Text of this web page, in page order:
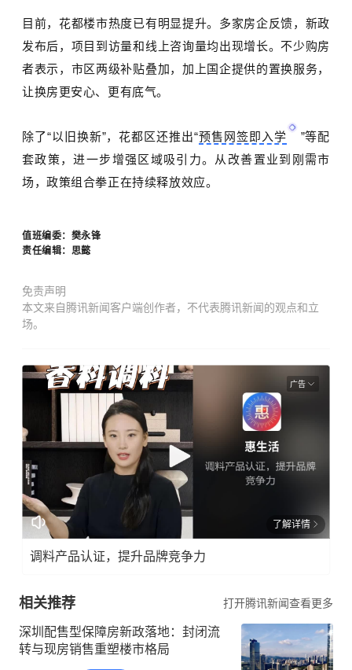
目前，花都楼市热度已有明显提升。多家房企反馈，新政
发布后，项目到访量和线上咨询量均出现增长。不少购房
者表示，市区两级补贴叠加，加上国企提供的置换服务，
让换房更安心、更有底气。
除了“以旧换新”，花都区还推出“预售网签即入学 ”等配
套政策，进一步增强区域吸引力。从改善置业到刚需市
场，政策组合拳正在持续释放效应。
值班编委： 樊永锋
责任编辑：思懿
免责声明
本文来自腾讯新闻客户端创作者，不代表腾讯新闻的观点和立
场。
广告
了解详情
调料产品认证，提升品牌竞争力
相关推荐 打开腾讯新闻查看更多
深圳配售型保障房新政落地：封闭流
转与现房销售重塑楼市格局